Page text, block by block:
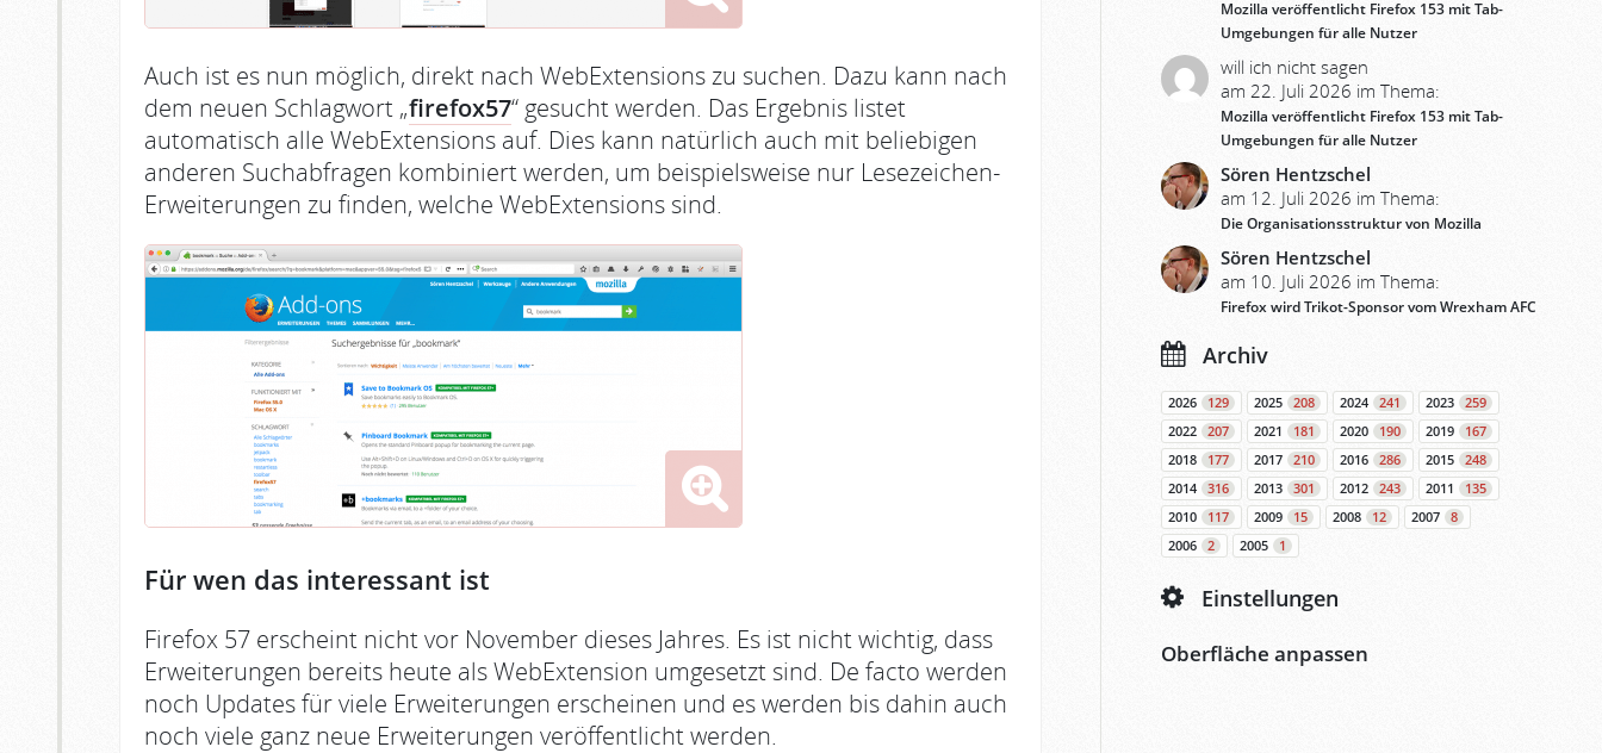
Auch ist es nun möglich, direkt nach WebExtensions zu suchen. Dazu kann nach
dem neuen Schlagwort „firefox57“ gesucht werden. Das Ergebnis listet
automatisch alle WebExtensions auf. Dies kann natürlich auch mit beliebigen
anderen Suchabfragen kombiniert werden, um beispielsweise nur Lesezeichen-
Erweiterungen zu finden, welche WebExtensions sind.
Für wen das interessant ist
Firefox 57 erscheint nicht vor November dieses Jahres. Es ist nicht wichtig, dass
Erweiterungen bereits heute als WebExtension umgesetzt sind. De facto werden
noch Updates für viele Erweiterungen erscheinen und es werden bis dahin auch
noch viele ganz neue Erweiterungen veröffentlicht werden.
Mozilla veröffentlicht Firefox 153 mit Tab-
Umgebungen für alle Nutzer
will ich nicht sagen
am 22. Juli 2026 im Thema:
Mozilla veröffentlicht Firefox 153 mit Tab-
Umgebungen für alle Nutzer
Sören Hentzschel
am 12. Juli 2026 im Thema:
Die Organisationsstruktur von Mozilla
Sören Hentzschel
am 10. Juli 2026 im Thema:
Firefox wird Trikot-Sponsor vom Wrexham AFC
Archiv
2026 129 2025 208 2024 241 2023
259
2022
207 2021 181 2020 190 2019
167
2018
177 2017 210 2016 286 2015
248
2014
316 2013 301 2012 243 2011
135
2010
117 2009 15 2008 12 2007
8
2006
2 2005 1
Einstellungen
Oberfläche anpassen